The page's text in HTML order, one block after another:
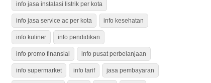
info jasa instalasi listrik per kota
info jasa service ac per kota info kesehatan
info kuliner info pendidikan
info promo finansial info pusat perbelanjaan
info supermarket info tarif jasa pembayaran